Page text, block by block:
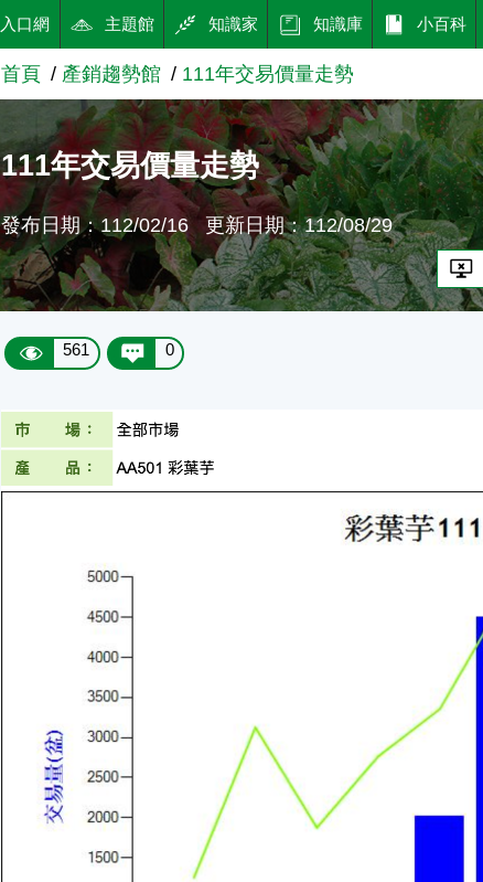
入口網 主題館 知識家 知識庫 小百科
首頁 產銷趨勢館 111年交易價量走勢
111年交易價量走勢
發布日期：112/02/16 更新日期：112/08/29
561 0